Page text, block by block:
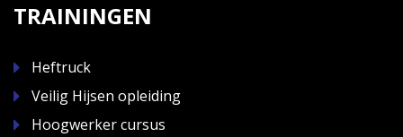
TRAININGEN
Heftruck
Veilig Hijsen opleiding
Hoogwerker cursus